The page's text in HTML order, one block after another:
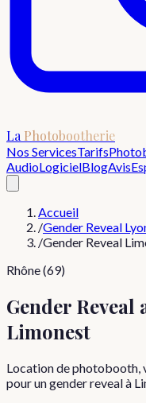
La Photobootherie
Nos ServicesTarifs
AudioLogicielBlogAvis
Accueil
/Gender Reveal
/Gender Reveal
Rhône (69)
Gender Reveal
Limonest
Location de photobooth,
pour un gender reveal à